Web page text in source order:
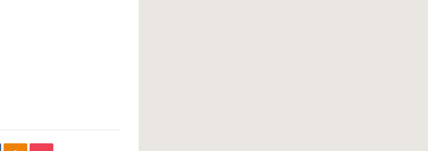
VKontakteOdnoklassniki
Pocket